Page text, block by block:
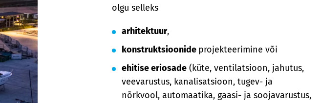
olgu selleks
arhitektuur,
konstruktsioonide projekteerimine või
ehitise eriosade (küte, ventilatsioon, jahutus,
veevarustus, kanalisatsioon, tugev- ja
nõrkvool, automaatika, gaasi- ja soojavarustus,